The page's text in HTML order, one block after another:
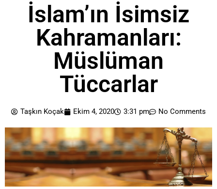
İslam’ın İsimsiz
Kahramanları:
Müslüman
Tüccarlar
Taşkın Koçak Ekim 4, 2020 3:31 pm No Comments